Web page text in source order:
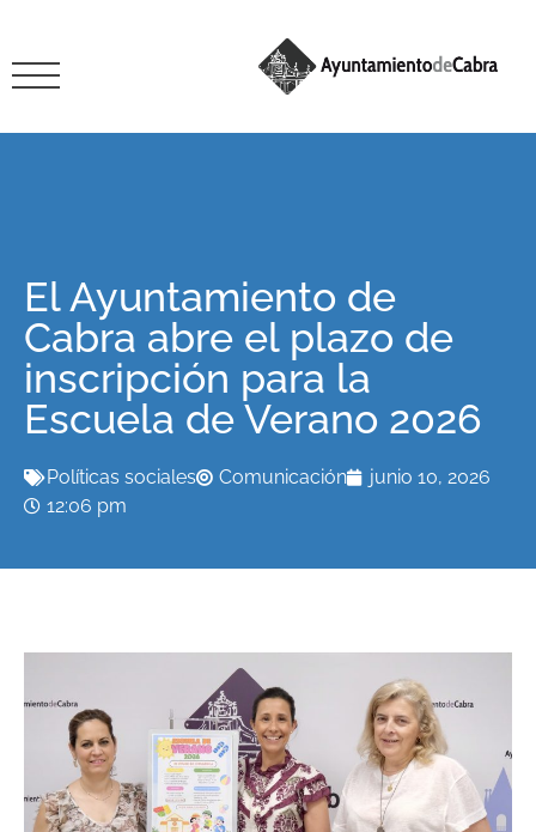
El Ayuntamiento de
Cabra abre el plazo de
inscripción para la
Escuela de Verano 2026
Políticas sociales Comunicación
junio 10, 2026
12:06 pm